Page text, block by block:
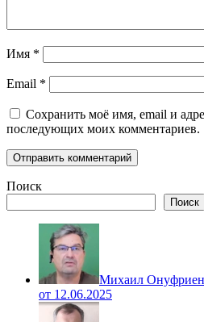
Имя *
Email *
Сохранить моё имя, email и
последующих моих комментариев.
Поиск
Поиск
Михаил
от 12.06.2025